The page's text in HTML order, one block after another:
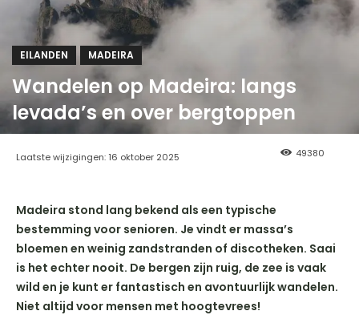
EILANDEN MADEIRA
Wandelen op Madeira: langs
levada’s en over bergtoppen
Laatste wijzigingen: 16 oktober 2025 49380
Madeira stond lang bekend als een typische
bestemming voor senioren. Je vindt er massa’s
bloemen en weinig zandstranden of discotheken. Saai
is het echter nooit. De bergen zijn ruig, de zee is vaak
wild en je kunt er fantastisch en avontuurlijk wandelen.
Niet altijd voor mensen met hoogtevrees!